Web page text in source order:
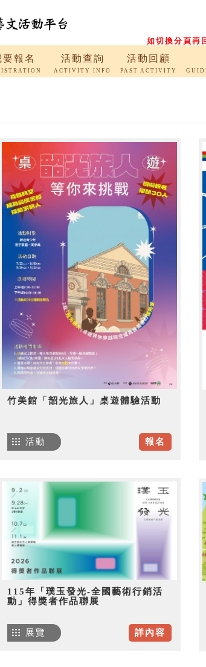
如切換分頁再
要報名 活動查詢
ACTIVITY INFO
活動回顧
PAST ACTIVITY
竹美館「韶光旅人」桌遊體驗活動
報名
活動
115年「璞玉發光-全國藝術行銷活
動」得獎者作品聯展
詳內容
展覽